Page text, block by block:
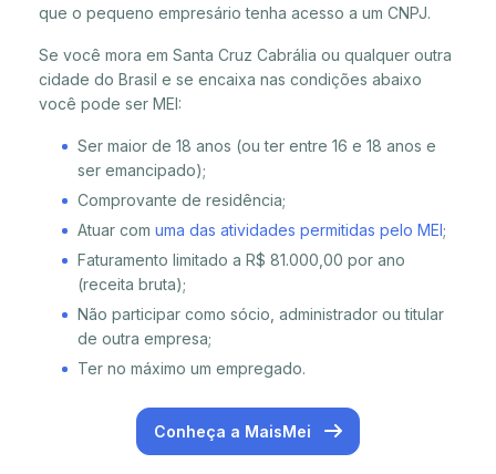
que o pequeno empresário tenha acesso a um CNPJ.
Se você mora em Santa Cruz Cabrália ou qualquer outra
cidade do Brasil e se encaixa nas condições abaixo
você pode ser MEI:
Ser maior de 18 anos (ou ter entre 16 e 18 anos e
ser emancipado);
Comprovante de residência;
Atuar com uma das atividades permitidas pelo MEI;
Faturamento limitado a R$ 81.000,00 por ano
(receita bruta);
Não participar como sócio, administrador ou titular
de outra empresa;
Ter no máximo um empregado.
Conheça a MaisMei